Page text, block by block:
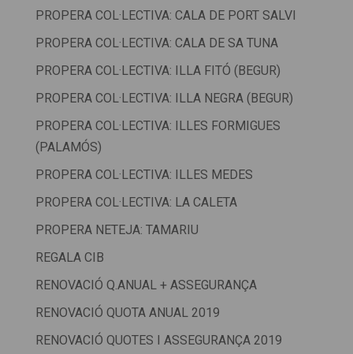
PROPERA COL·LECTIVA: CALA DE PORT SALVI
PROPERA COL·LECTIVA: CALA DE SA TUNA
PROPERA COL·LECTIVA: ILLA FITÓ (BEGUR)
PROPERA COL·LECTIVA: ILLA NEGRA (BEGUR)
PROPERA COL·LECTIVA: ILLES FORMIGUES
(PALAMÓS)
PROPERA COL·LECTIVA: ILLES MEDES
PROPERA COL·LECTIVA: LA CALETA
PROPERA NETEJA: TAMARIU
REGALA CIB
RENOVACIÓ Q.ANUAL + ASSEGURANÇA
RENOVACIÓ QUOTA ANUAL 2019
RENOVACIÓ QUOTES I ASSEGURANÇA 2019